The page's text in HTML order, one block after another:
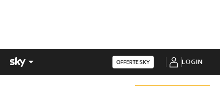
OFFERTE SKY LOGIN